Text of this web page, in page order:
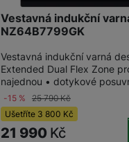
Vestavná indukční
NZ64B7799GK
Vestavná indukční varná
Extended Dual Flex Zone
najednou • dotykové
-15 % 25 790Kč
Ušetříte 3 800 Kč
21 990 Kč